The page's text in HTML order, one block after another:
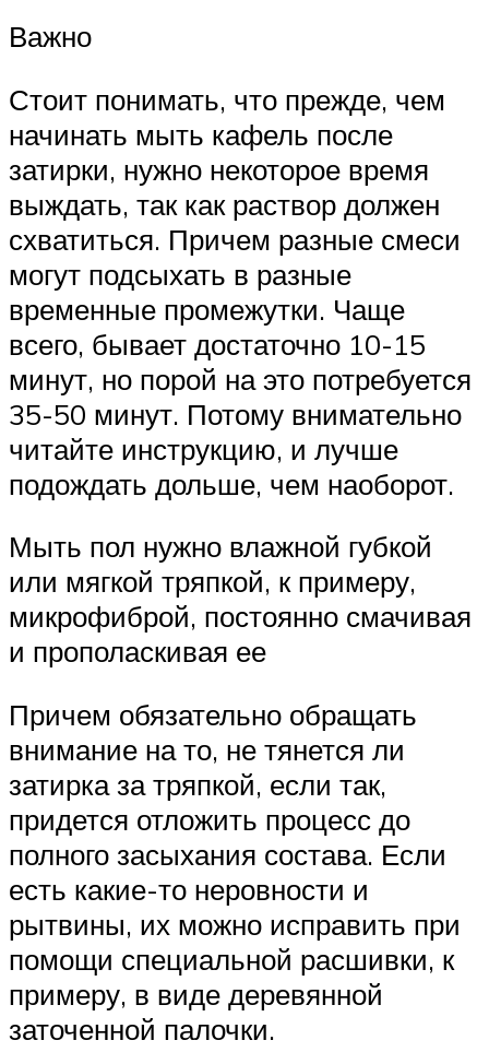
Важно
Стоит понимать, что прежде, чем
начинать мыть кафель после
затирки, нужно некоторое время
выждать, так как раствор должен
схватиться. Причем разные смеси
могут подсыхать в разные
временные промежутки. Чаще
всего, бывает достаточно 10-15
минут, но порой на это потребуется
35-50 минут. Потому внимательно
читайте инструкцию, и лучше
подождать дольше, чем наоборот.
Мыть пол нужно влажной губкой
или мягкой тряпкой, к примеру,
микрофиброй, постоянно смачивая
и прополаскивая ее
Причем обязательно обращать
внимание на то, не тянется ли
затирка за тряпкой, если так,
придется отложить процесс до
полного засыхания состава. Если
есть какие-то неровности и
рытвины, их можно исправить при
помощи специальной расшивки, к
примеру, в виде деревянной
заточенной палочки.